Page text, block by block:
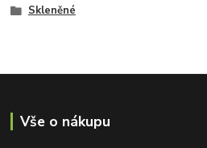
Skleněné
Vše o nákupu